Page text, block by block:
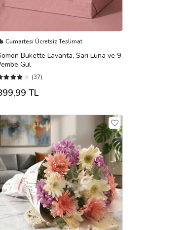
Cumartesi Ücretsiz Teslimat
Bukette Lavanta, Sarı Luna ve 9
Gül
(37)
TL